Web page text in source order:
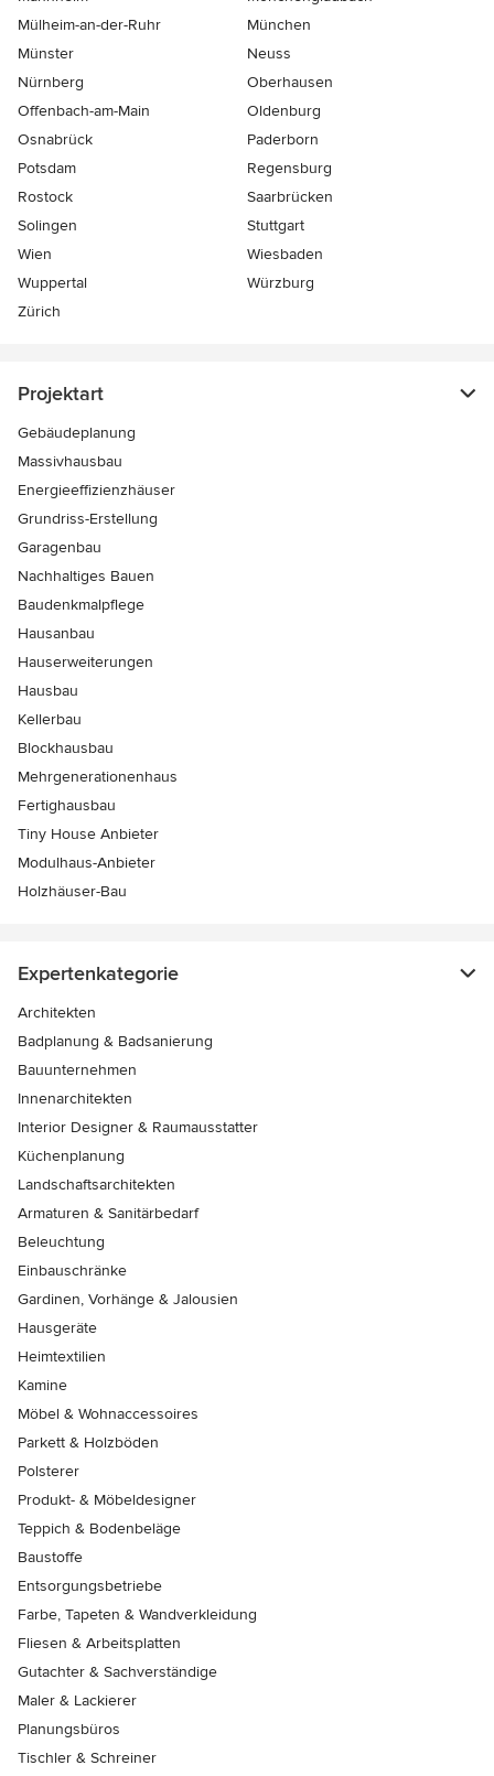
Mülheim-an-der-Ruhr
München
Münster
Neuss
Nürnberg
Oberhausen
Offenbach-am-Main
Oldenburg
Osnabrück
Paderborn
Potsdam
Regensburg
Rostock
Saarbrücken
Solingen
Stuttgart
Wien
Wiesbaden
Wuppertal
Würzburg
Zürich
Projektart
Gebäudeplanung
Massivhausbau
Energieeffizienzhäuser
Grundriss-Erstellung
Garagenbau
Nachhaltiges Bauen
Baudenkmalpflege
Hausanbau
Hauserweiterungen
Hausbau
Kellerbau
Blockhausbau
Mehrgenerationenhaus
Fertighausbau
Tiny House Anbieter
Modulhaus-Anbieter
Holzhäuser-Bau
Expertenkategorie
Architekten
Badplanung & Badsanierung
Bauunternehmen
Innenarchitekten
Interior Designer & Raumausstatter
Küchenplanung
Landschaftsarchitekten
Armaturen & Sanitärbedarf
Beleuchtung
Einbauschränke
Gardinen, Vorhänge & Jalousien
Hausgeräte
Heimtextilien
Kamine
Möbel & Wohnaccessoires
Parkett & Holzböden
Polsterer
Produkt- & Möbeldesigner
Teppich & Bodenbeläge
Baustoffe
Entsorgungsbetriebe
Farbe, Tapeten & Wandverkleidung
Fliesen & Arbeitsplatten
Gutachter & Sachverständige
Maler & Lackierer
Planungsbüros
Tischler & Schreiner